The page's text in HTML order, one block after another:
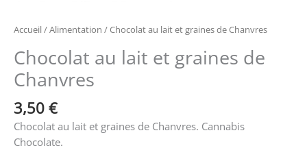
Accueil/Alimentation / Chocolat au lait et graines de Chanvres
Chocolat au lait et graines de
Chanvres
3,50 €
Chocolat au lait et graines de Chanvres. Cannabis
Chocolate.